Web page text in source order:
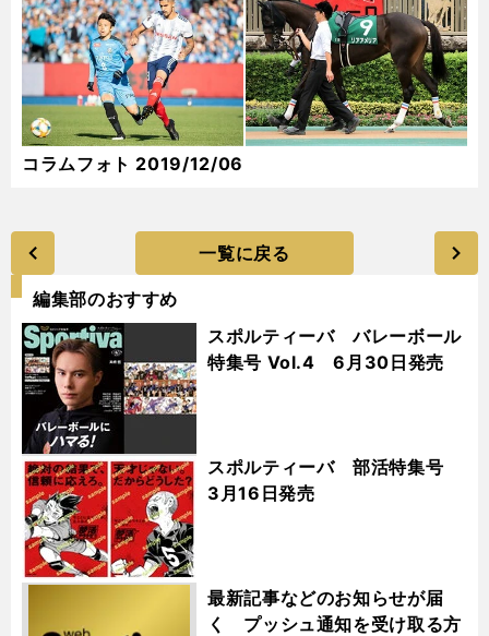
コラムフォト 2019/12/06
一覧に戻る
編集部のおすすめ
スポルティーバ バレーボール
特集号 Vol.4 6月30日発売
スポルティーバ 部活特集号
3月16日発売
最新記事などのお知らせが届
く プッシュ通知を受け取る方